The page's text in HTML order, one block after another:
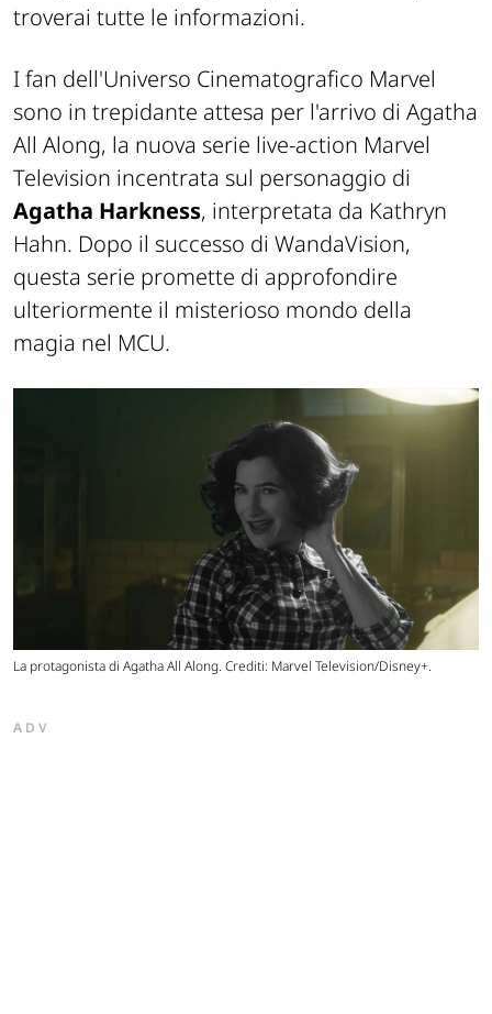
troverai tutte le informazioni.
I fan dell'Universo Cinematografico Marvel
sono in trepidante attesa per l'arrivo di Agatha
All Along, la nuova serie live-action Marvel
Television incentrata sul personaggio di
Agatha Harkness, interpretata da Kathryn
Hahn. Dopo il successo di WandaVision,
questa serie promette di approfondire
ulteriormente il misterioso mondo della
magia nel MCU.
La protagonista di Agatha All Along. Crediti: Marvel Television/Disney+.
ADV